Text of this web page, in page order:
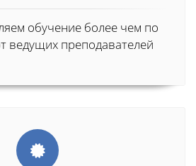
обучение более чем по
ведущих преподавателей